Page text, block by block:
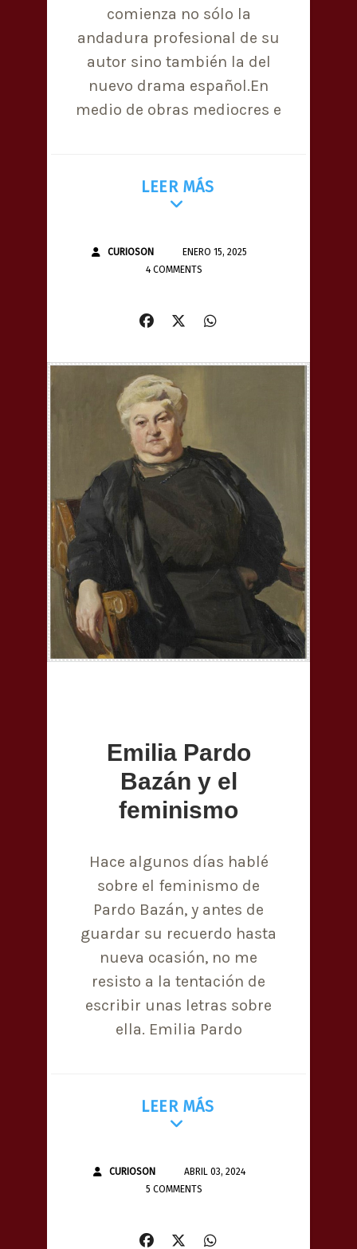
comienza no sólo la
andadura profesional de su
autor sino también la del
nuevo drama español.En
medio de obras mediocres e
LEER MÁS
CURIOSON
ENERO 15, 2025
4 COMMENTS
Emilia Pardo
Bazán y el
feminismo
Hace algunos días hablé
sobre el feminismo de
Pardo Bazán, y antes de
guardar su recuerdo hasta
nueva ocasión, no me
resisto a la tentación de
escribir unas letras sobre
ella. Emilia Pardo
LEER MÁS
CURIOSON
ABRIL 03, 2024
5 COMMENTS